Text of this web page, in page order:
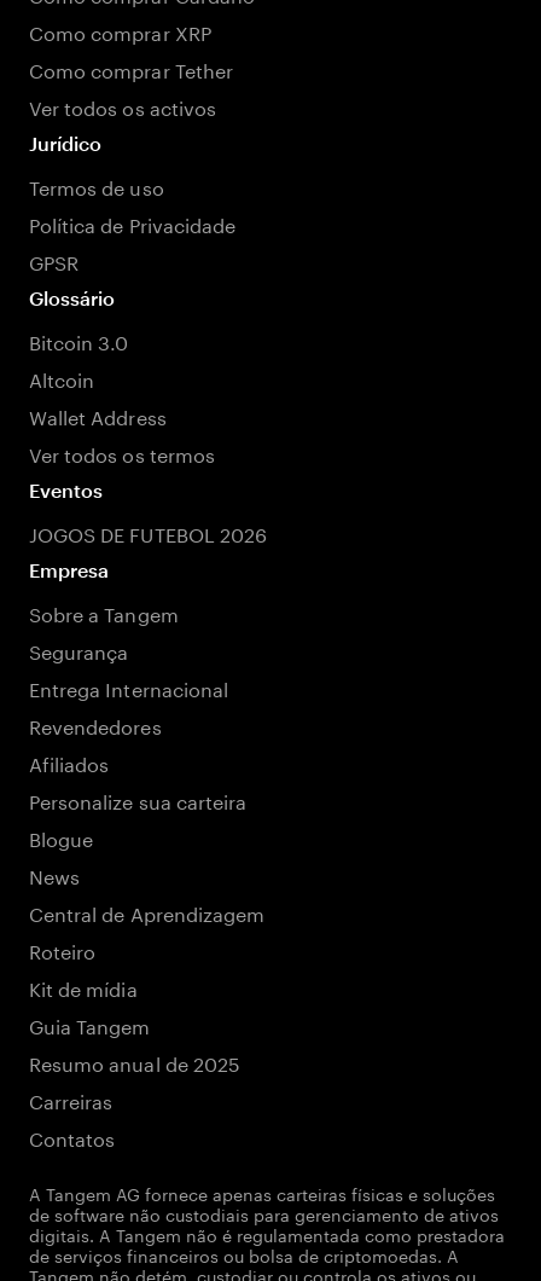
Como comprar XRP
Como comprar Tether
Ver todos os activos
Jurídico
Termos de uso
Política de Privacidade
GPSR
Glossário
Bitcoin 3.0
Altcoin
Wallet Address
Ver todos os termos
Eventos
JOGOS DE FUTEBOL 2026
Empresa
Sobre a Tangem
Segurança
Entrega Internacional
Revendedores
Afiliados
Personalize sua carteira
Blogue
News
Central de Aprendizagem
Roteiro
Kit de mídia
Guia Tangem
Resumo anual de 2025
Carreiras
Contatos
A Tangem AG fornece apenas carteiras físicas e soluções
de software não custodiais para gerenciamento de ativos
digitais. A Tangem não é regulamentada como prestadora
de serviços financeiros ou bolsa de criptomoedas. A
Tangem não detém, custodiar ou controla os ativos ou